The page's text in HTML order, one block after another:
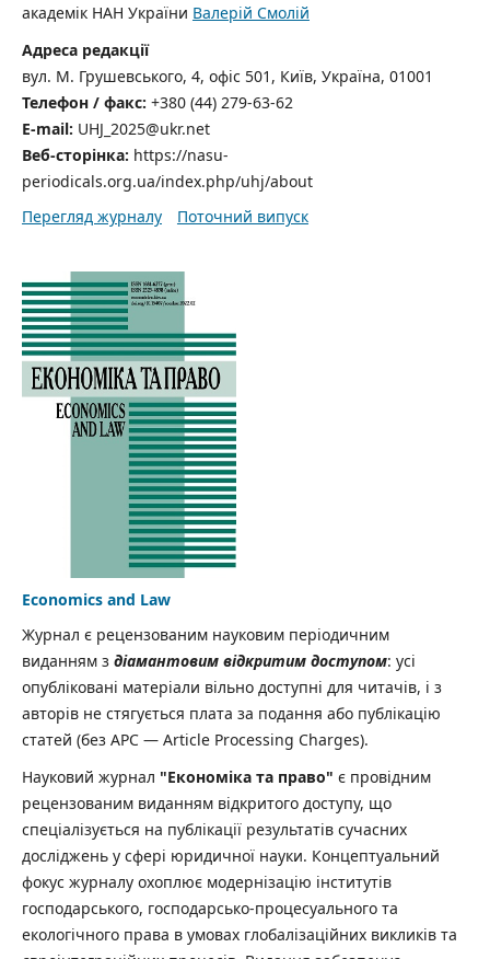
академік НАН України Валерій Смолій
Адреса редакції
вул. М. Грушевського, 4, офіс 501, Київ, Україна, 01001
Телефон / факс: +380 (44) 279-63-62
E-mail: UHJ_2025@ukr.net
Веб-сторінка: https://nasu-
periodicals.org.ua/index.php/uhj/about
Перегляд журналу
Поточний випуск
Economics and Law
Журнал є рецензованим науковим періодичним
виданням з діамантовим відкритим доступом: усі
опубліковані матеріали вільно доступні для читачів, і з
авторів не стягується плата за подання або публікацію
статей (без APC — Article Processing Charges).
Науковий журнал "Економіка та право" є провідним
рецензованим виданням відкритого доступу, що
спеціалізується на публікації результатів сучасних
досліджень у сфері юридичної науки. Концептуальний
фокус журналу охоплює модернізацію інститутів
господарського, господарсько-процесуального та
екологічного права в умовах глобалізаційних викликів та